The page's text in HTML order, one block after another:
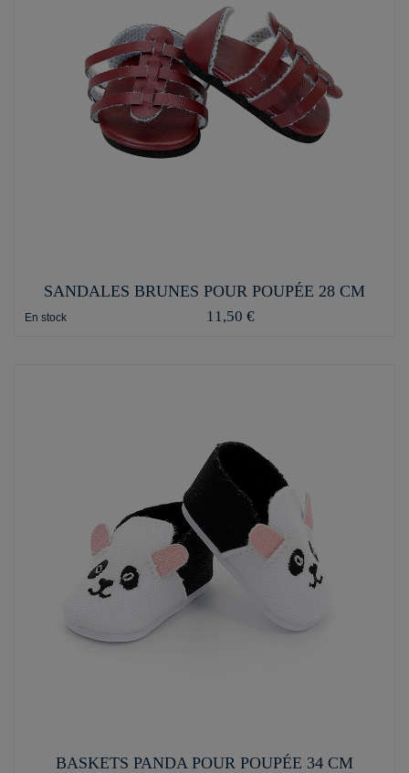
SANDALES BRUNES POUR POUPÉE 28 CM
En stock 11,50 €
BASKETS PANDA POUR POUPÉE 34 CM